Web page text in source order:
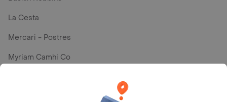
La Cesta
Mercari - Postres
Myriam Camhi Co
Empanaditas de Pipian - Empanadas